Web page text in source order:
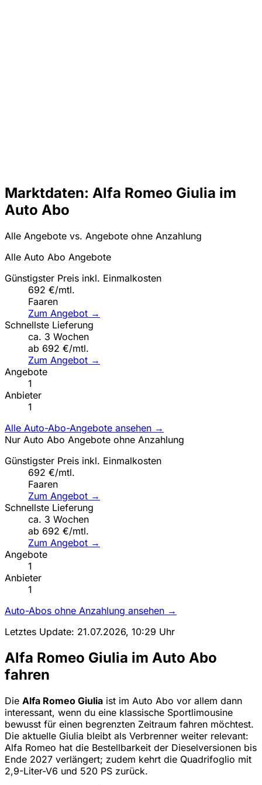
Marktdaten: Alfa Romeo Giulia im
Auto Abo
Alle Angebote vs. Angebote ohne Anzahlung
Alle Auto Abo Angebote
Günstigster Preis inkl. Einmalkosten
692 €/mtl.
Faaren
Zum Angebot →
Schnellste Lieferung
ca. 3 Wochen
ab 692 €/mtl.
Zum Angebot →
Angebote
1
Anbieter
1
Alle Auto-Abo-Angebote ansehen →
Nur Auto Abo Angebote ohne Anzahlung
Günstigster Preis inkl. Einmalkosten
692 €/mtl.
Faaren
Zum Angebot →
Schnellste Lieferung
ca. 3 Wochen
ab 692 €/mtl.
Zum Angebot →
Angebote
1
Anbieter
1
Auto-Abos ohne Anzahlung ansehen →
Letztes Update: 21.07.2026, 10:29 Uhr
Alfa Romeo Giulia im Auto Abo
fahren
Die Alfa Romeo Giulia ist im Auto Abo vor allem dann
interessant, wenn du eine klassische Sportlimousine
bewusst für einen begrenzten Zeitraum fahren möchtest.
Die aktuelle Giulia bleibt als Verbrenner weiter relevant:
Alfa Romeo hat die Bestellbarkeit der Dieselversionen bis
Ende 2027 verlängert; zudem kehrt die Quadrifoglio mit
2,9-Liter-V6 und 520 PS zurück.